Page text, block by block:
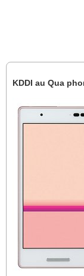
KDDI au Qua